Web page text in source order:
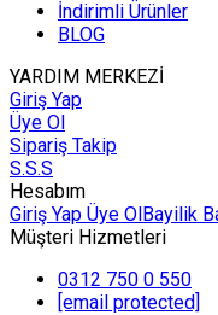
İndirimli Ürünler
BLOG
YARDIM MERKEZİ
Giriş Yap
Üye Ol
Sipariş Takip
S.S.S
Hesabım
Giriş Yap Üye OlBayilik
Müşteri Hizmetleri
0312 750 0 550
[email protected]